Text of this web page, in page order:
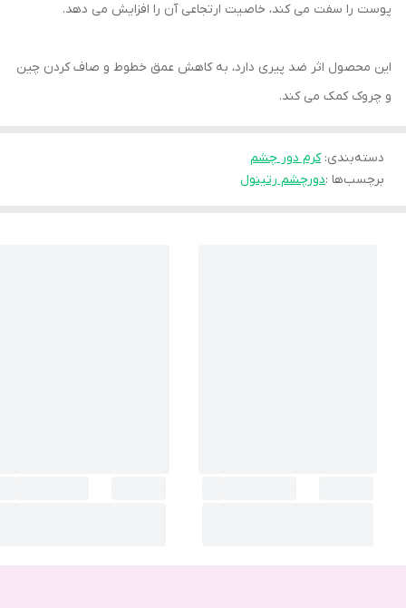
پوست را سفت می کند، خاصیت ارتجاعی آن را افزایش می دهد.
این محصول اثر ضد پیری دارد، به کاهش عمق خطوط و صاف کردن چین
و چروک کمک می کند.
دسته‌بندی:کرم دور چشم
برچسب‌ها :دورچشم رتینول